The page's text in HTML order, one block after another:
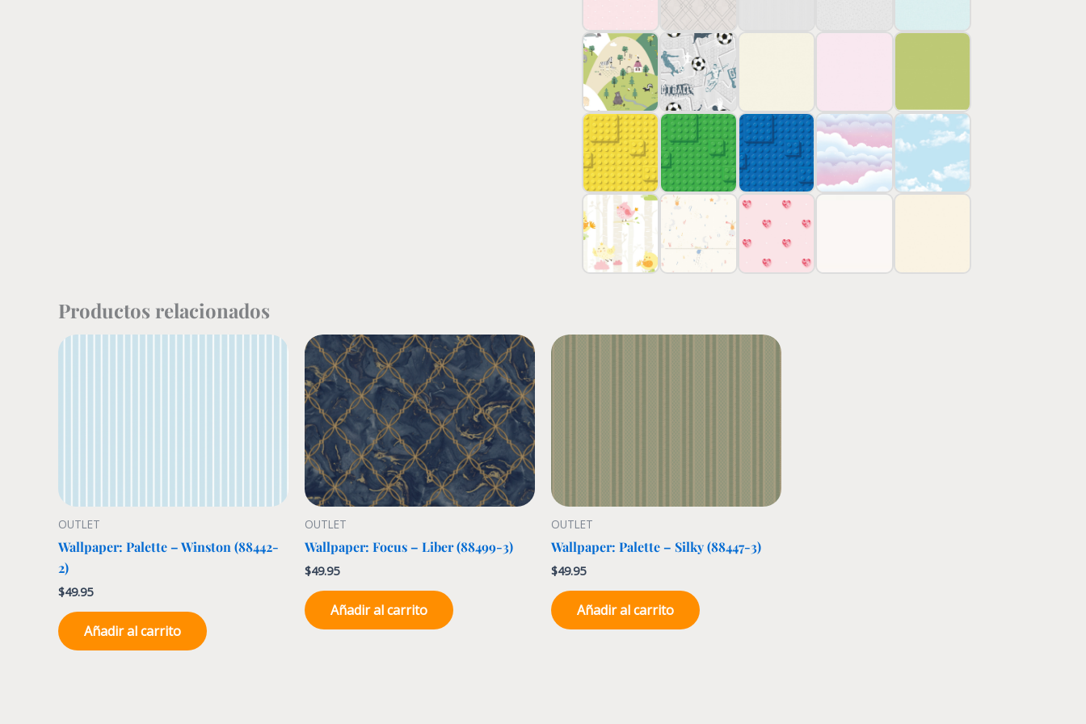
Productos relacionados
OUTLET
Wallpaper: Palette – Winston (88442-
2)
$49.95
Añadir al carrito
OUTLET
Wallpaper: Focus – Liber (88499-3)
$49.95
Añadir al carrito
OUTLET
Wallpaper: Palette – Silky (88447-3)
$49.95
Añadir al carrito